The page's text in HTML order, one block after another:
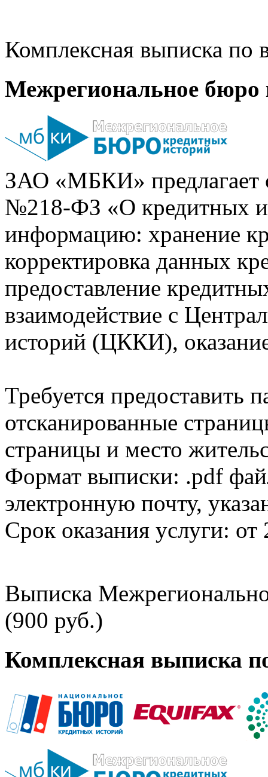
Комплексная выписка
Межрегиональное бюро
ЗАО «МБКИ» предлагает
№218-ФЗ «О кредитных
информацию: хранение
корректировка данных
предоставление
взаимодействие с
историй (ЦККИ),
Требуется предоставить
отсканированные
страницы и место
Формат выписки: .pdf
электронную почту,
Срок оказания услуги: от
Выписка
(900 руб.)
Комплексная выписка